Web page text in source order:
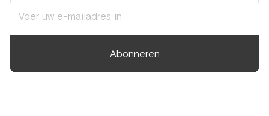
Abonneren